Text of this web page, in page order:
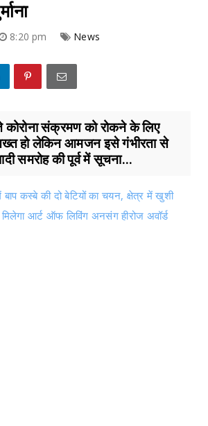
8:20 pm News
संक्रमण को रोकने के लिए
हो लेकिन आमजन इसे गंभीरता से
समरोह की पूर्व में सूचना...
कस्बे की दो बेटियों का चयन, क्षेत्र में खुशी
आर्ट ऑफ लिविंग अनसंग हीरोज अवॉर्ड